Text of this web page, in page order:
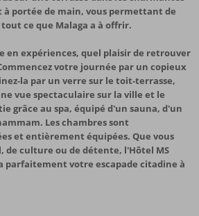
à portée de main, vous permettant de
ce que Malaga a à offrir.
en expériences, quel plaisir de retrouver
votre journée par un copieux
la par un verre sur le toit-terrasse,
vue spectaculaire sur la ville et le
grâce au spa, équipé d'un sauna, d'un
Les chambres sont
et entièrement équipées. Que vous
de culture ou de détente, l'Hôtel MS
parfaitement votre escapade citadine à